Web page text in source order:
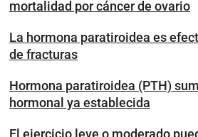
mortalidad por cáncer de ovario
La hormona paratiroidea es
de fracturas
Hormona paratiroidea (PTH)
hormonal ya establecida